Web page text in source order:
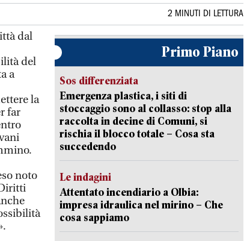
2 MINUTI DI LETTURA
dal
del
a
la
far
noto
Primo Piano
Sos differenziata
Emergenza plastica, i siti di
stoccaggio sono al collasso: stop alla
raccolta in decine di Comuni, si
rischia il blocco totale – Cosa sta
succedendo
Le indagini
Attentato incendiario a Olbia:
impresa idraulica nel mirino – Che
cosa sappiamo